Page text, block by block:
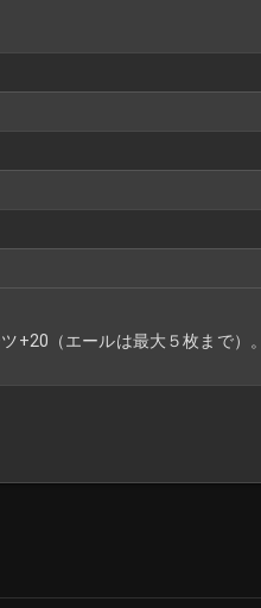
+20（エールは最大５枚まで）。